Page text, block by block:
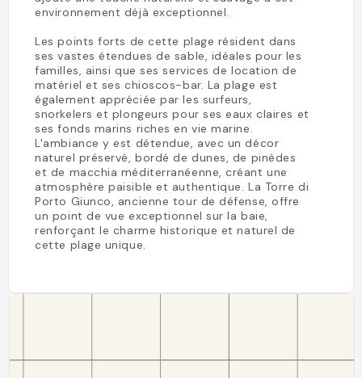
environnement déjà exceptionnel.
Les points forts de cette plage résident dans
ses vastes étendues de sable, idéales pour les
familles, ainsi que ses services de location de
matériel et ses chioscos-bar. La plage est
également appréciée par les surfeurs,
snorkelers et plongeurs pour ses eaux claires et
ses fonds marins riches en vie marine.
L'ambiance y est détendue, avec un décor
naturel préservé, bordé de dunes, de pinèdes
et de macchia méditerranéenne, créant une
atmosphère paisible et authentique. La Torre di
Porto Giunco, ancienne tour de défense, offre
un point de vue exceptionnel sur la baie,
renforçant le charme historique et naturel de
cette plage unique.